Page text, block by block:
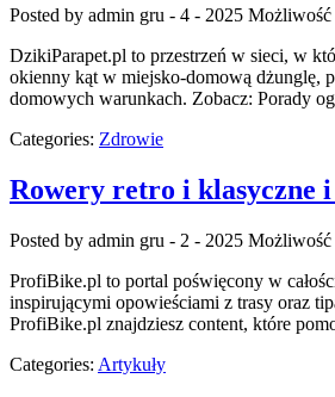
Posted by admin gru - 4 - 2025 Możliwość
DzikiParapet.pl to przestrzeń w sieci, w
okienny kąt w miejsko-domową dżunglę,
domowych warunkach. Zobacz: Porady
Categories: Zdrowie
Rowery retro i klasyczne
Posted by admin gru - 2 - 2025 Możliwość
ProfiBike.pl to portal poświęcony w
inspirującymi opowieściami z trasy oraz
ProfiBike.pl znajdziesz content, które
Categories: Artykuły